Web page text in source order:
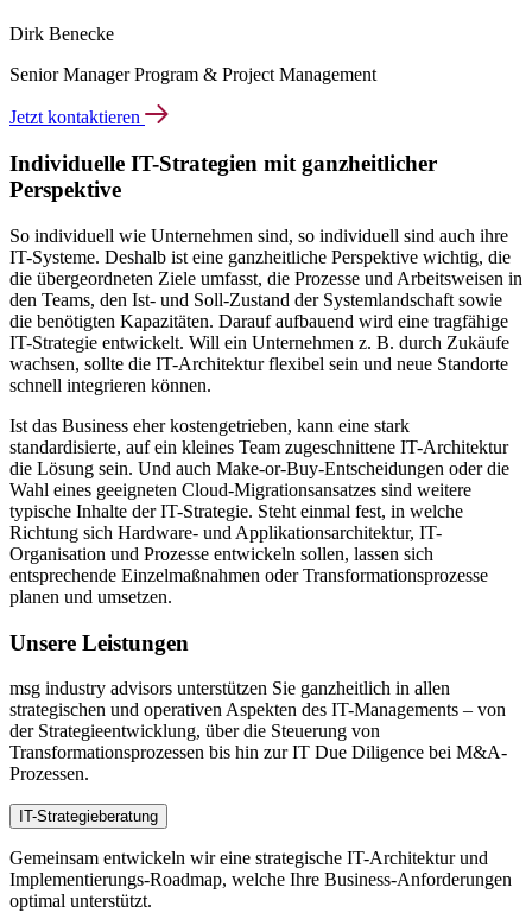
Dirk Benecke
Senior Manager Program & Project Management
Jetzt kontaktieren
Individuelle IT-Strategien mit ganzheitlicher
Perspektive
So individuell wie Unternehmen sind, so individuell sind auch ihre
IT-Systeme. Deshalb ist eine ganzheitliche Perspektive wichtig, die
die übergeordneten Ziele umfasst, die Prozesse und Arbeitsweisen in
den Teams, den Ist- und Soll-Zustand der Systemlandschaft sowie
die benötigten Kapazitäten. Darauf aufbauend wird eine tragfähige
IT-Strategie entwickelt. Will ein Unternehmen z. B. durch Zukäufe
wachsen, sollte die IT-Architektur flexibel sein und neue Standorte
schnell integrieren können.
Ist das Business eher kostengetrieben, kann eine stark
standardisierte, auf ein kleines Team zugeschnittene IT-Architektur
die Lösung sein. Und auch Make-or-Buy-Entscheidungen oder die
Wahl eines geeigneten Cloud-Migrationsansatzes sind weitere
typische Inhalte der IT-Strategie. Steht einmal fest, in welche
Richtung sich Hardware- und Applikationsarchitektur, IT-
Organisation und Prozesse entwickeln sollen, lassen sich
entsprechende Einzelmaßnahmen oder Transformationsprozesse
planen und umsetzen.
Unsere Leistungen
msg industry advisors unterstützen Sie ganzheitlich in allen
strategischen und operativen Aspekten des IT-Managements – von
der Strategieentwicklung, über die Steuerung von
Transformationsprozessen bis hin zur IT Due Diligence bei M&A-
Prozessen.
IT-Strategieberatung
Gemeinsam entwickeln wir eine strategische IT-Architektur und
Implementierungs-Roadmap, welche Ihre Business-Anforderungen
optimal unterstützt.